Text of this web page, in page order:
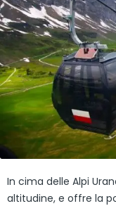
In cima delle Alpi
altitudine, e offre la